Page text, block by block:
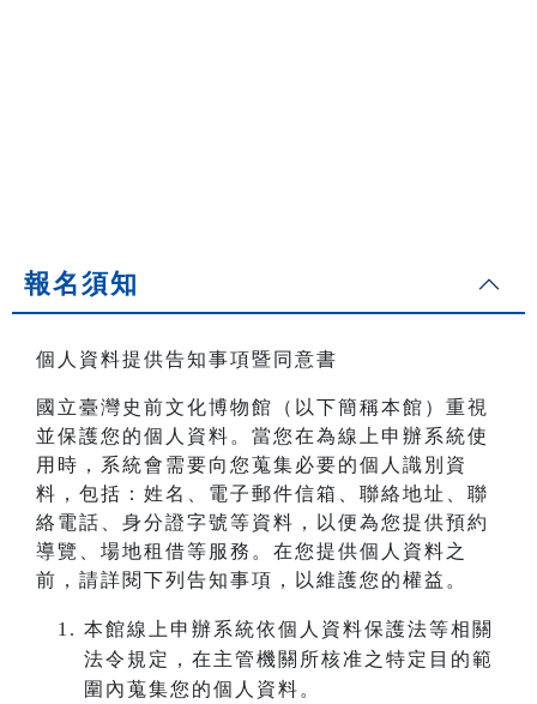
報名須知
個人資料提供告知事項暨同意書
國立臺灣史前文化博物館（以下簡稱本館）重視
並保護您的個人資料。當您在為線上申辦系統使
用時，系統會需要向您蒐集必要的個人識別資
料，包括：姓名、電子郵件信箱、聯絡地址、聯
絡電話、身分證字號等資料，以便為您提供預約
導覽、場地租借等服務。在您提供個人資料之
前，請詳閱下列告知事項，以維護您的權益。
本館線上申辦系統依個人資料保護法等相關
法令規定，在主管機關所核准之特定目的範
圍內蒐集您的個人資料。